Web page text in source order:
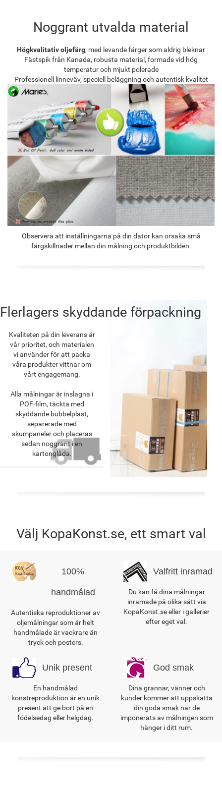
Noggrant utvalda material
Högkvalitativ oljefärg, med levande färger som aldrig bleknar
Fästspik från Kanada, robusta material, formade vid hög
temperatur och mjukt polerade
Professionell linneväv, speciell beläggning och autentisk kvalitet
Observera att inställningarna på din dator kan orsaka små
färgskillnader mellan din målning och produktbilden.
Flerlagers skyddande förpackning
Kvaliteten på din leverans är
vår prioritet, och materialen
vi använder för att packa
våra produkter vittnar om
vårt engagemang.
Alla målningar är inslagna i
POF-film, täckta med
skyddande bubbelplast,
separerade med
skumpaneler och placeras
sedan noggrant i en
kartonglåda.
Välj KopaKonst.se, ett smart val
100%
handmålad
Autentiska reproduktioner av
oljemålningar som är helt
handmålade är vackrare än
tryck och posters.
Valfritt inramad
Du kan få dina målningar
inramade på olika sätt via
KopaKonst.se eller i gallerier
efter eget val.
Unik present
En handmålad
konstreproduktion är en unik
present att ge bort på en
födelsedag eller helgdag.
God smak
Dina grannar, vänner och
kunder kommer att uppskatta
din goda smak när de
imponerats av målningen som
hänger i ditt rum.